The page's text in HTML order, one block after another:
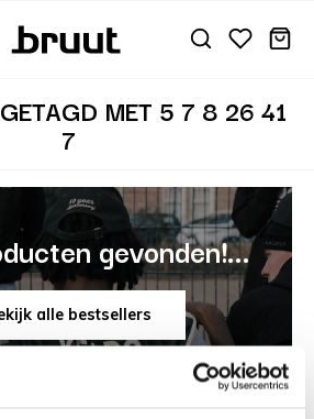
MET 5 7 8 26 41
7
gevonden!...
alle bestsellers